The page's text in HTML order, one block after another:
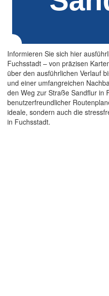
Informieren Sie sich hier
Fuchsstadt – von präzisen
über den ausführlichen Verlauf
und einer umfangreichen
den Weg zur Straße Sandflur in
benutzerfreundlicher
ideale, sondern auch die
in Fuchsstadt.